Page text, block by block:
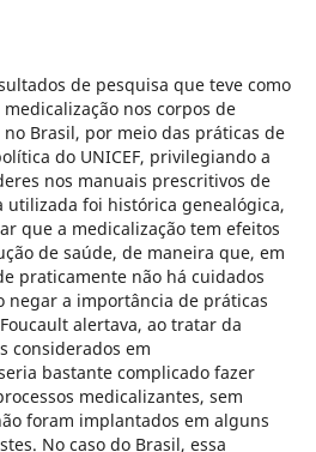
de pesquisa que teve como
nos corpos de
Brasil, por meio das práticas de
do UNICEF, privilegiando a
nos manuais prescritivos de
utilizada foi histórica genealógica,
que a medicalização tem efeitos
de saúde, de maneira que, em
praticamente não há cuidados
negar a importância de práticas
alertava, ao tratar da
considerados em
bastante complicado fazer
medicalizantes, sem
foram implantados em alguns
No caso do Brasil, essa